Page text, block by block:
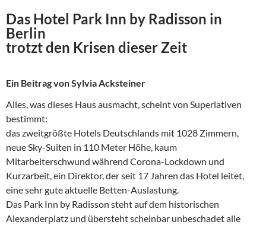
Das Hotel Park Inn by Radisson in
Berlin
trotzt den Krisen dieser Zeit
Ein Beitrag von Sylvia Acksteiner
Alles, was dieses Haus ausmacht, scheint von Superlativen
bestimmt:
das zweitgrößte Hotels Deutschlands mit 1028 Zimmern,
neue Sky-Suiten in 110 Meter Höhe, kaum
Mitarbeiterschwund während Corona-Lockdown und
Kurzarbeit, ein Direktor, der seit 17 Jahren das Hotel leitet,
eine sehr gute aktuelle Betten-Auslastung.
Das Park Inn by Radisson steht auf dem historischen
Alexanderplatz und übersteht scheinbar unbeschadet alle